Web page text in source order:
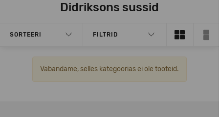
Didriksons sussid
SORTEERI FILTRID
Vabandame, selles kategoorias ei ole tooteid.